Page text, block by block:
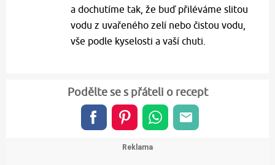
a dochutíme tak, že buď přiléváme slitou
vodu z uvařeného zelí nebo čistou vodu,
vše podle kyselosti a vaší chuti.
Podělte se s přáteli o recept